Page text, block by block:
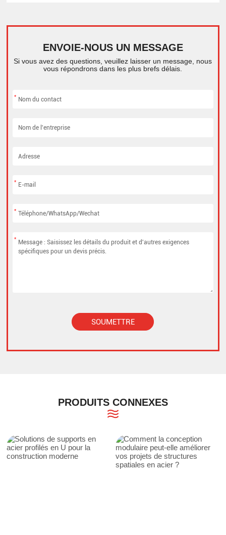
ENVOIE-NOUS UN MESSAGE
Si vous avez des questions, veuillez laisser un message, nous
vous répondrons dans les plus brefs délais.
*
*
*
*
SOUMETTRE
PRODUITS CONNEXES